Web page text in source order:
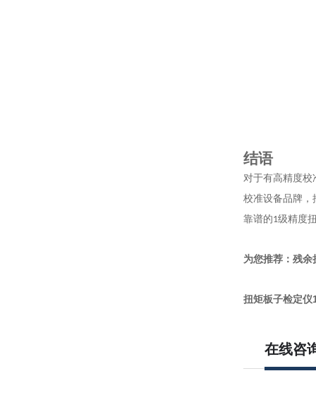
结语
对于有高精度校
校准设备品牌，
靠谱的1级精度
为您推荐：残
扭矩板子检定仪
在线咨